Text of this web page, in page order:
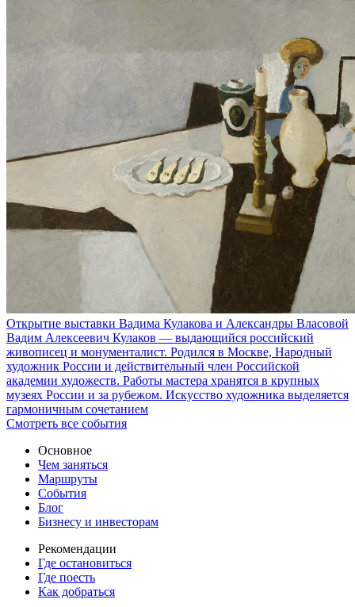
Открытие выставки Вадима Кулакова и Александры Власовой
Вадим Алексеевич Кулаков — выдающийся российский
живописец и монументалист. Родился в Москве, Народный
художник России и действительный член Российской
академии художеств. Работы мастера хранятся в крупных
музеях России и за рубежом. Искусство художника выделяется
гармоничным сочетанием
Смотреть все события
Основное
Чем заняться
Маршруты
События
Блог
Бизнесу и инвесторам
Рекомендации
Где остановиться
Где поесть
Как добраться